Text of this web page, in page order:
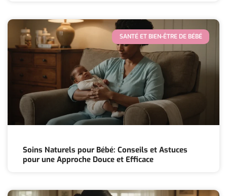
SANTÉ ET BIEN-ÊTRE DE BÉBÉ
Soins Naturels pour Bébé: Conseils et Astuces
pour une Approche Douce et Efficace